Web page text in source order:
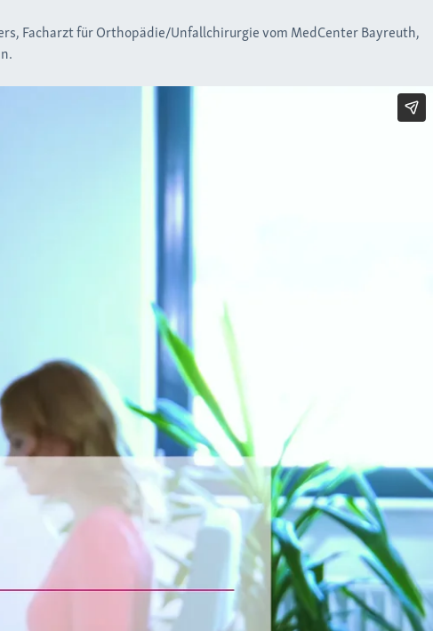
Facharzt für Orthopädie/Unfallchirurgie vom MedCenter Bayreuth,